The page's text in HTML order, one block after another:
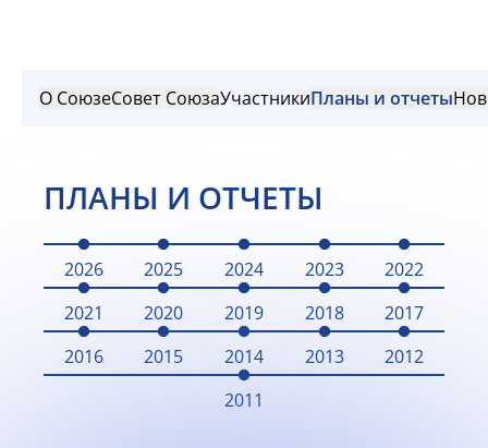
О СоюзеСовет СоюзаУчастникиПланы и отчеты
ПЛАНЫ И ОТЧЕТЫ
2026 2025 2024 2023
2022
2021
2020 2019 2018
2017
2016
2015 2014 2013
2012
2011